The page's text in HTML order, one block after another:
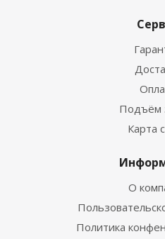
Подъём
Карта
О
Политика